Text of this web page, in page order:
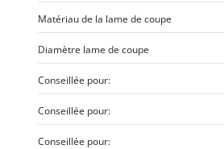
Spice Electronics
Spiralmac
Spring Protezione
Spyro
Stanley
Stiga
Matériau de la lame de coupe
Diamètre lame de coupe
Conseillée pour:
Conseillée pour:
Conseillée pour: